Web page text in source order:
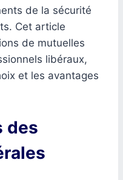
de la sécurité
Cet article
de mutuelles
libéraux,
et les avantages
des